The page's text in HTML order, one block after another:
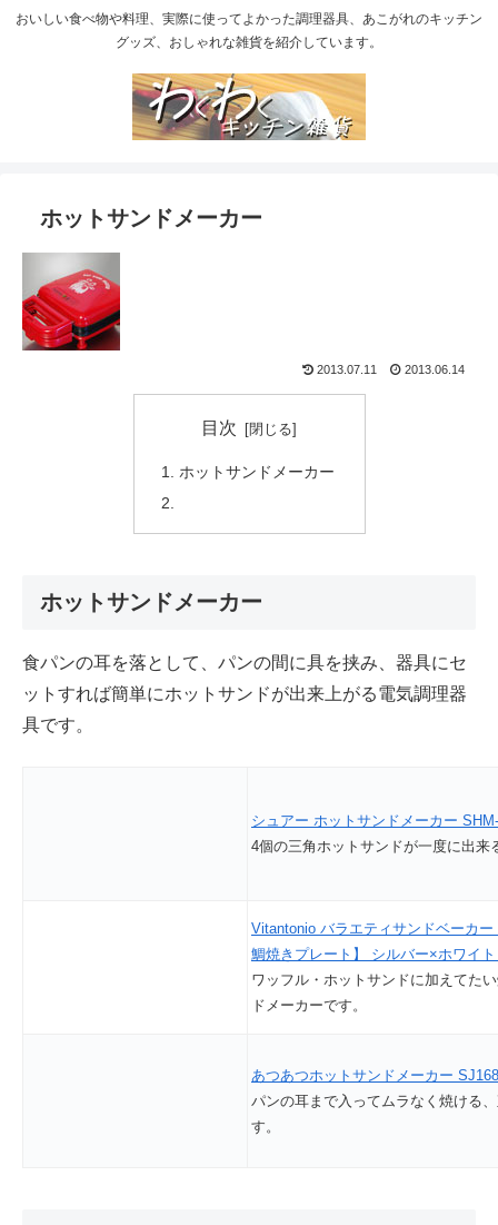
おいしい食べ物や料理、実際に使ってよかった調理器具、あこがれのキッチン
グッズ、おしゃれな雑貨を紹介しています。
ホットサンドメーカー
2013.07.11 2013.06.14
目次
ホットサンドメーカー
ホットサンドメーカー
食パンの耳を落として、パンの間に具を挟み、器具にセ
ットすれば簡単にホットサンドが出来上がる電気調理器
具です。
シュアー ホットサンドメーカー
4個の三角ホットサンドが一度に出来
Vitantonio バラエティサンドベーカ
鯛焼きプレート】 シルバー×ホワイ
ワッフル・ホットサンドに加えてた
ドメーカーです。
あつあつホットサンドメーカー
パンの耳まで入ってムラなく焼ける
す。